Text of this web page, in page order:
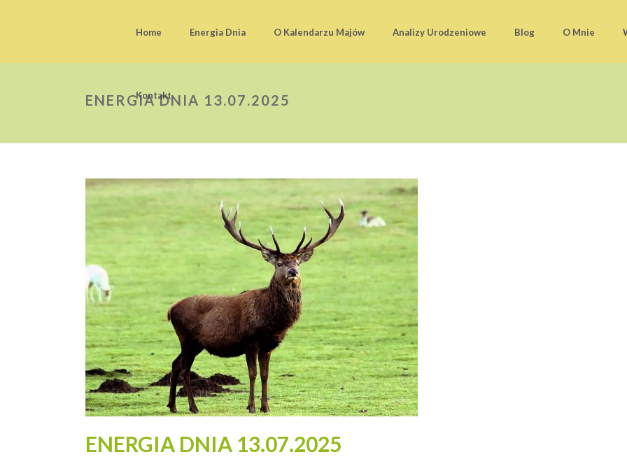
Home Energia Dnia O Kalendarzu Majów Analizy Urodzeniowe Blog O Mnie
Kontakt
ENERGIA DNIA 13.07.2025
ENERGIA DNIA 13.07.2025